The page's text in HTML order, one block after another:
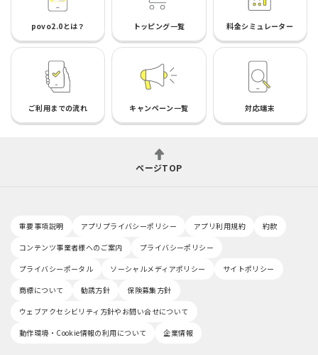
povo2.0とは？ トッピング一覧 料金シミュレーター
ご利用までの流れ キャンペーン一覧 対応端末
ページTOP
重要事項説明 アプリプライバシーポリシー アプリ利用規約
約款
コンテンツ事業者様へのご案内
プライバシーポリシー
プライバシーポータル
ソーシャルメディアポリシー
サイトポリシー
商標について
勧誘方針
保険募集方針
ウェブアクセシビリティ方針やお問い合せについて
動作環境・Cookie情報の利用について
企業情報